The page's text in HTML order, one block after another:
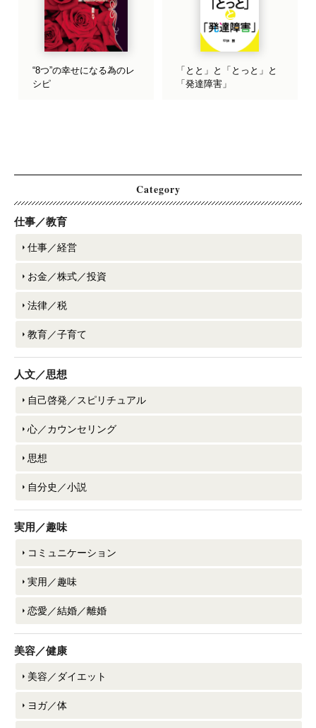
“8つ”の幸せになる為のレ
シピ
「とと」と「とっと」と
「発達障害」
Category
仕事／教育
仕事／経営
お金／株式／投資
法律／税
教育／子育て
人文／思想
自己啓発／スピリチュアル
心／カウンセリング
思想
自分史／小説
実用／趣味
コミュニケーション
実用／趣味
恋愛／結婚／離婚
美容／健康
美容／ダイエット
ヨガ／体